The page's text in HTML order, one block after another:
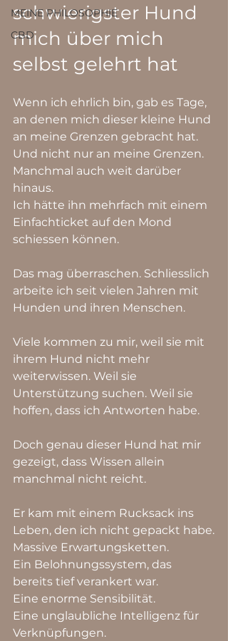
MEINE PHILOSOPHIE
CBD
schwierigster Hund
mich über mich
selbst gelehrt hat
Wenn ich ehrlich bin, gab es Tage,
an denen mich dieser kleine Hund
an meine Grenzen gebracht hat.
Und nicht nur an meine Grenzen.
Manchmal auch weit darüber
hinaus.
Ich hätte ihn mehrfach mit einem
Einfachticket auf den Mond
schiessen können.
Das mag überraschen. Schliesslich
arbeite ich seit vielen Jahren mit
Hunden und ihren Menschen.
Viele kommen zu mir, weil sie mit
ihrem Hund nicht mehr
weiterwissen. Weil sie
Unterstützung suchen. Weil sie
hoffen, dass ich Antworten habe.
Doch genau dieser Hund hat mir
gezeigt, dass Wissen allein
manchmal nicht reicht.
Er kam mit einem Rucksack ins
Leben, den ich nicht gepackt habe.
Massive Erwartungsketten.
Ein Belohnungssystem, das
bereits tief verankert war.
Eine enorme Sensibilität.
Eine unglaubliche Intelligenz für
Verknüpfungen.